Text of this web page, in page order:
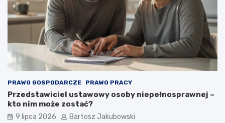
PRAWO GOSPODARCZE PRAWO PRACY
Przedstawiciel ustawowy osoby niepełnosprawnej –
kto nim może zostać?
9 lipca 2026 Bartosz Jakubowski